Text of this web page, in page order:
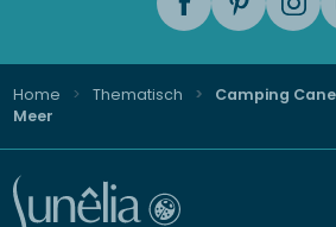
Home Thematisch
Camping
Meer